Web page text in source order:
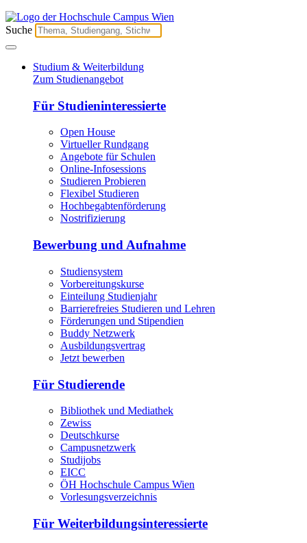
Suche
Studium & Weiterbildung
Zum Studienangebot
Für Studieninteressierte
Open House
Virtueller Rundgang
Angebote für Schulen
Online-Infosessions
Studieren Probieren
Flexibel Studieren
Hochbegabtenförderung
Nostrifizierung
Bewerbung und Aufnahme
Studiensystem
Vorbereitungskurse
Einteilung Studienjahr
Barrierefreies Studieren und Lehren
Förderungen und Stipendien
Buddy Netzwerk
Ausbildungsvertrag
Jetzt bewerben
Für Studierende
Bibliothek und Mediathek
Zewiss
Deutschkurse
Campusnetzwerk
Studijobs
EICC
ÖH Hochschule Campus Wien
Vorlesungsverzeichnis
Für Weiterbildungsinteressierte